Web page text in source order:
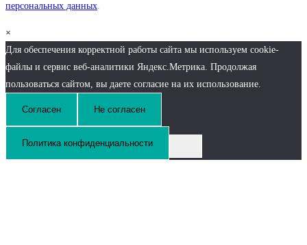
персональных данных.
×
Для обеспечения корректной работы сайта мы используем cookie-
файлы и сервис веб-аналитики Яндекс.Метрика. Продолжая
пользоваться сайтом, вы даете согласие на их использование.
Согласен Не согласен
Политика конфиденциальности